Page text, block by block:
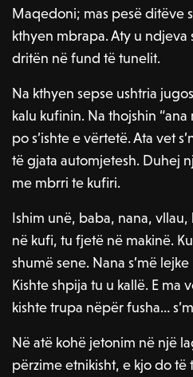
Maqedoni; mas pesë ditëve
kthyen mbrapa. Aty u ndjeva
dritën në fund të tunelit.
Na kthyen sepse ushtria
kalu kufinin. Na thojshin “ana
po s’ishte e vërtetë. Ata vet
të gjata automjetesh. Duhej
me mbrri te kufiri.
Ishim unë, baba, nana, vllau,
në kufi, tu fjetë në makinë.
shumë sene. Nana s’më
Kishte shpija tu u kallë. E ma
kishte trupa nëpër fusha…
Në atë kohë jetonim në një
përzime etnikisht, e kjo do të